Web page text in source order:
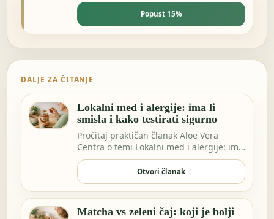
Popust 15%
DALJE ZA ČITANJE
Lokalni med i alergije: ima li
smisla i kako testirati sigurno
Pročitaj praktičan članak Aloe Vera
Centra o temi Lokalni med i alergije: ima
li smisla…
Otvori članak
Matcha vs zeleni čaj: koji je bolji